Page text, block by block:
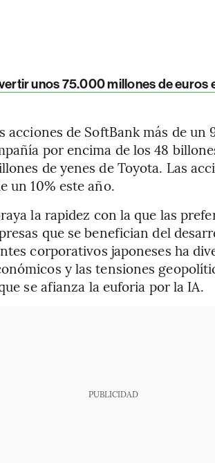
unos 75.000 millones de euros
acciones de SoftBank más de un
por encima de los 48
de yenes de Toyota. Las
un 10% este año.
la rapidez con la que las
que se benefician del
corporativos japoneses ha
y las tensiones
se afianza la euforia por la IA.
PUBLICIDAD